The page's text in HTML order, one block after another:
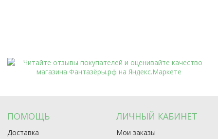
ПОМОЩЬ
Доставка
ЛИЧНЫЙ КАБИНЕТ
Мои заказы